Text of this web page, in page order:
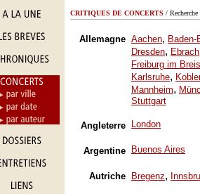
CRITIQUES DE CONCERTS /
Allemagne Aachen, Baden-
Dresden, Ebrach
Freiburg im
Karlsruhe,
Mannheim,
Stuttgart
Angleterre London
Argentine Buenos Aires
Autriche Bregenz,